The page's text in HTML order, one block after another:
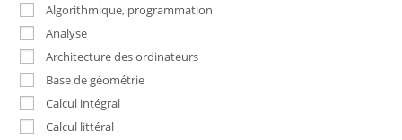
Algorithmique, programmation
Analyse
Architecture des ordinateurs
Base de géométrie
Calcul intégral
Calcul littéral